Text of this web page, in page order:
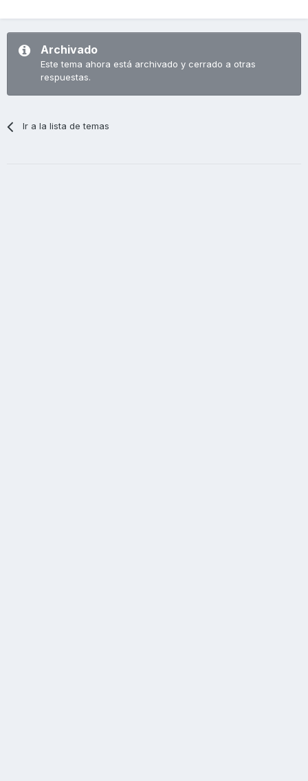
Archivado
Este tema ahora está archivado y cerrado a otras
respuestas.
Ir a la lista de temas